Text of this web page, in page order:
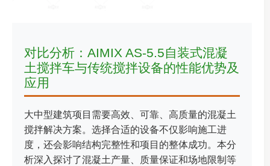
对比分析：AIMIX AS-5.5自装式混凝
土搅拌车与传统搅拌设备的性能优势及
应用
大中型建筑项目需要高效、可靠、高质量的混凝土
搅拌解决方案。选择合适的设备不仅影响施工进
度，还会影响结构完整性和项目的整体成功。本分
析深入探讨了混凝土产量、质量保证和场地限制等